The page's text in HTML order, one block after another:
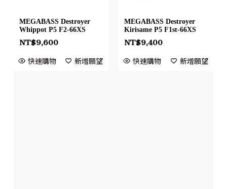
MEGABASS Destroyer
Whippot P5 F2-66XS
NT$9,600
快速購物 新增願望
MEGABASS Destroyer
Kirisame P5 F1st-66XS
NT$9,400
快速購物 新增願望